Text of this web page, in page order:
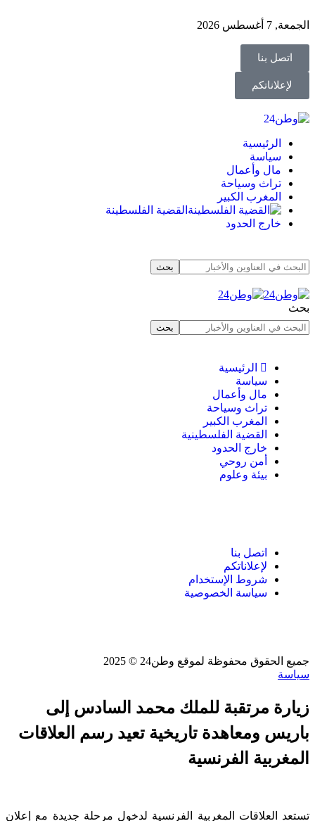
الجمعة, 7 أغسطس 2026
اتصل بنا
لإعلاناتكم
الرئيسية
سياسة
مال وأعمال
تراث وسياحة
المغرب الكبير
القضية الفلسطينة
خارج الحدود
بحث
الرئيسية
سياسة
مال وأعمال
تراث وسياحة
المغرب الكبير
القضية الفلسطينية
خارج الحدود
أمن روحي
بيئة وعلوم
اتصل بنا
لإعلاناتكم
شروط الإستخدام
سياسة الخصوصية
جميع الحقوق محفوظة لموقع وطن24 © 2025
سياسة
زيارة مرتقبة للملك محمد السادس إلى
باريس ومعاهدة تاريخية تعيد رسم العلاقات
المغربية الفرنسية
تستعد العلاقات المغربية الفرنسية لدخول مرحلة جديدة مع إعلان